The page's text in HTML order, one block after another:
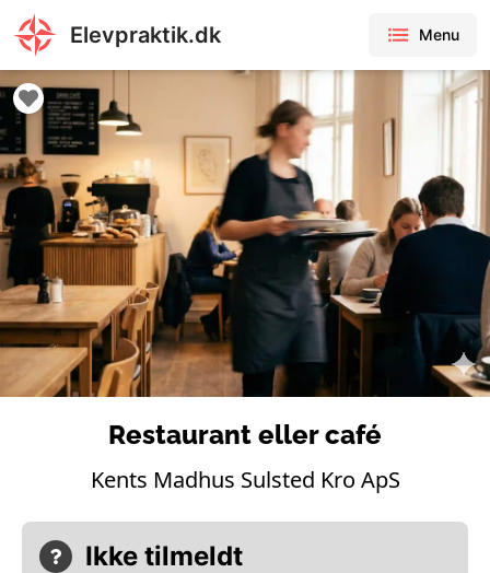
Elevpraktik.dk Menu
Restaurant eller café
Kents Madhus Sulsted Kro ApS
Ikke tilmeldt